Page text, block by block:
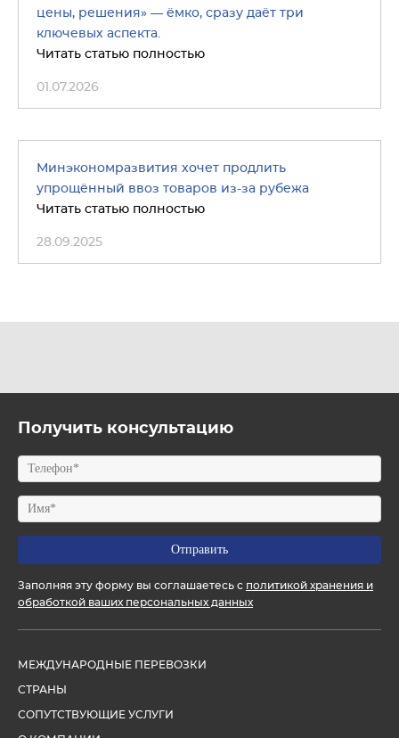
цены, решения» — ёмко, сразу даёт три
ключевых аспекта.
Читать статью полностью
01.07.2026
Минэкономразвития хочет продлить
упрощённый ввоз товаров из-за рубежа
Читать статью полностью
28.09.2025
Получить консультацию
Заполняя эту форму вы соглашаетесь с политикой хранения и
обработкой ваших персональных данных
МЕЖДУНАРОДНЫЕ ПЕРЕВОЗКИ
СТРАНЫ
СОПУТСТВУЮЩИЕ УСЛУГИ